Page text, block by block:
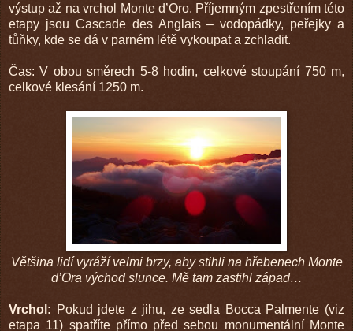
výstup až na vrchol Monte d’Oro. Příjemným zpestřením této
etapy jsou Cascade des Anglais – vodopádky, peřejky a
tůňky, kde se dá v parném létě vykoupat a zchladit.
Čas: V obou směrech 5-8 hodin, celkové stoupání 750 m,
celkové klesání 1250 m.
Většina lidí vyráží velmi brzy, aby stihli na hřebenech Monte
d’Ora východ slunce. Mě tam zastihl západ…
Vrchol: Pokud jdete z jihu, ze sedla Bocca Palmente (viz
etapa 11) spatříte přímo před sebou monumentální Monte